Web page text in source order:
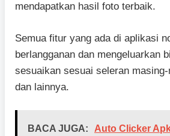
mendapatkan hasil foto terbaik.
Semua fitur yang ada di aplikasi
berlangganan dan mengeluarkan
sesuaikan sesuai seleran
dan lainnya.
BACA JUGA: Auto Clicker